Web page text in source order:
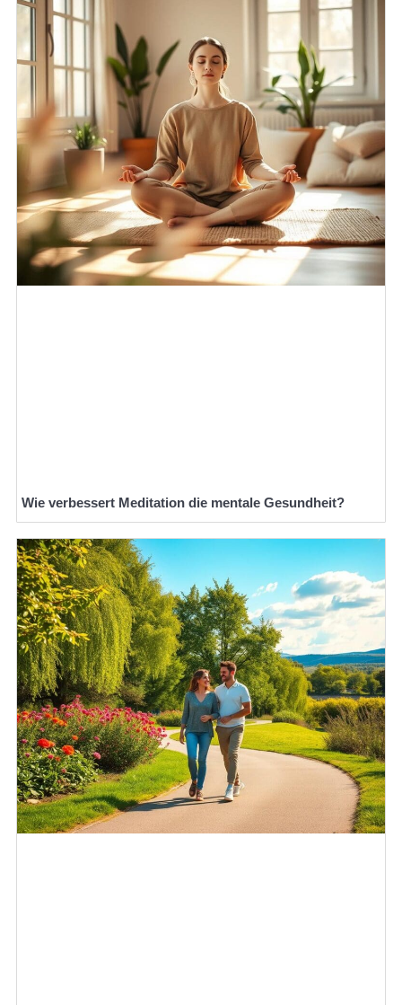
Wie verbessert Meditation die mentale Gesundheit?